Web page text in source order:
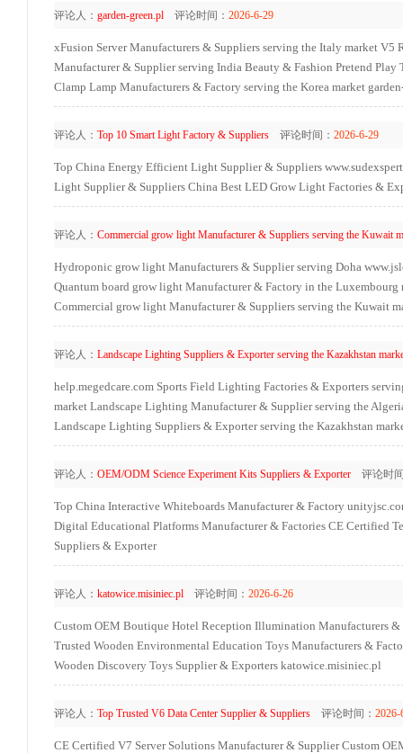
评论人： garden-green.pl 评论时间： 2026-6-29
xFusion Server Manufacturers & Suppliers serving the Italy market V5
Manufacturer & Supplier serving India Beauty & Fashion Pretend Play
Clamp Lamp Manufacturers & Factory serving the Korea market
评论人： Top 10 Smart Light Factory & Suppliers 评论时间： 2026-6-29
Top China Energy Efficient Light Supplier & Suppliers
Light Supplier & Suppliers China Best LED Grow Light Factories &
评论人： Commercial grow light Manufacturer & Suppliers serving the Kuwait
Hydroponic grow light Manufacturers & Supplier serving Doha
Quantum board grow light Manufacturer & Factory in the Luxembourg
Commercial grow light Manufacturer & Suppliers serving the Kuwait
评论人： Landscape Lighting Suppliers & Exporter serving the Kazakhstan
help.megedcare.com Sports Field Lighting Factories & Exporters
market Landscape Lighting Manufacturer & Supplier serving the
Landscape Lighting Suppliers & Exporter serving the Kazakhstan
评论人： OEM/ODM Science Experiment Kits Suppliers & Exporter 评论时
Top China Interactive Whiteboards Manufacturer & Factory
Digital Educational Platforms Manufacturer & Factories CE Certified
Suppliers & Exporter
评论人： katowice.misiniec.pl 评论时间： 2026-6-26
Custom OEM Boutique Hotel Reception Illumination Manufacturers &
Trusted Wooden Environmental Education Toys Manufacturers &
Wooden Discovery Toys Supplier & Exporters katowice.misiniec.pl
评论人： Top Trusted V6 Data Center Supplier & Suppliers 评论时间： 2026-
CE Certified V7 Server Solutions Manufacturer & Supplier Custom